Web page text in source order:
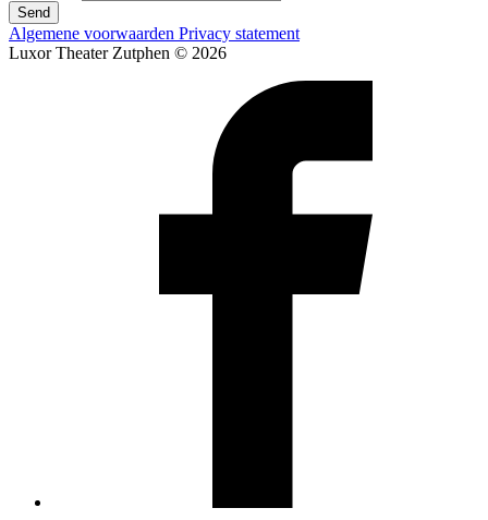
Send
Algemene voorwaarden Privacy statement
Luxor Theater Zutphen © 2026